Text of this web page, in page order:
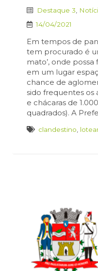
Destaque 3
14/04/2021
Em tempos de
tem procurado é
mato’, onde
em um lugar
chance de
sido frequentes os
e chácaras de
quadrados). A
clandestino